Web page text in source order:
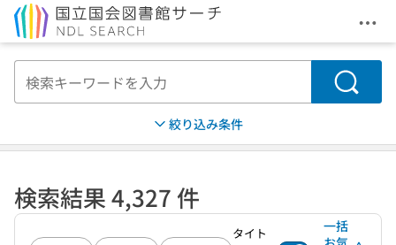
メ
検索
絞り込み条件
検索結果 4,327 件
タイト
一括